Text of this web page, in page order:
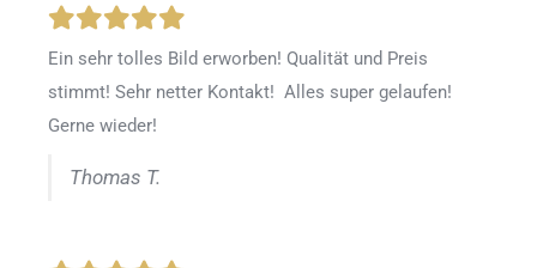
Ein sehr tolles Bild erworben! Qualität und Preis
stimmt! Sehr netter Kontakt! Alles super gelaufen!
Gerne wieder!
Thomas T.